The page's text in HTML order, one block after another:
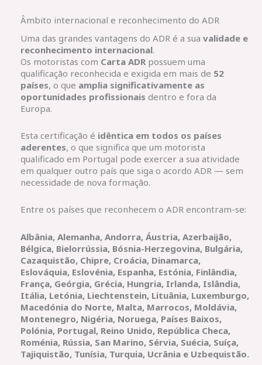
Âmbito internacional e reconhecimento do ADR
Uma das grandes vantagens do ADR é a sua validade e
reconhecimento internacional.
Os motoristas com Carta ADR possuem uma
qualificação reconhecida e exigida em mais de 52
países, o que amplia significativamente as
oportunidades profissionais dentro e fora da
Europa.
Esta certificação é idêntica em todos os países
aderentes, o que significa que um motorista
qualificado em Portugal pode exercer a sua atividade
em qualquer outro país que siga o acordo ADR — sem
necessidade de nova formação.
Entre os países que reconhecem o ADR encontram-se:
Albânia, Alemanha, Andorra, Áustria, Azerbaijão,
Bélgica, Bielorrússia, Bósnia-Herzegovina, Bulgária,
Cazaquistão, Chipre, Croácia, Dinamarca,
Eslováquia, Eslovénia, Espanha, Estónia, Finlândia,
França, Geórgia, Grécia, Hungria, Irlanda, Islândia,
Itália, Letónia, Liechtenstein, Lituânia, Luxemburgo,
Macedónia do Norte, Malta, Marrocos, Moldávia,
Montenegro, Nigéria, Noruega, Países Baixos,
Polónia, Portugal, Reino Unido, República Checa,
Roménia, Rússia, San Marino, Sérvia, Suécia, Suíça,
Tajiquistão, Tunísia, Turquia, Ucrânia e Uzbequistão.